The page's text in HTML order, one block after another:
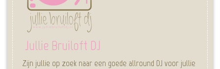
Jullie Bruiloft DJ
Zijn jullie op zoek naar een goede allround DJ voor jullie